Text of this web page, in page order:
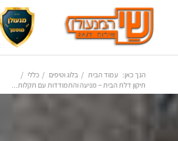
הנך כאן: עמוד הבית / בלוג וטיפים / כללי /
תיקון דלת הבית – מניעה והתמודדות עם תקלות...